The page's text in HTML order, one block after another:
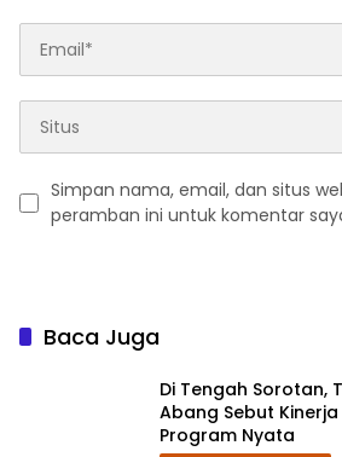
Simpan nama, email, dan situs
peramban ini untuk komentar
Baca Juga
Di Tengah Sorotan,
Abang Sebut
Program Nyata